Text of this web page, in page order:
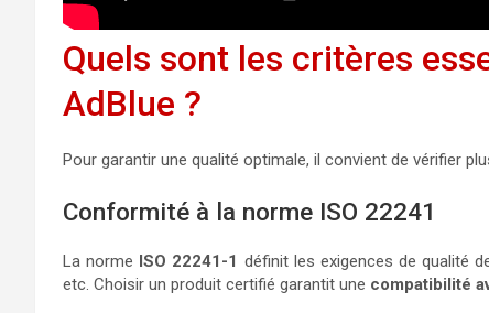
Quels sont les critères
AdBlue ?
Pour garantir une qualité optimale, il convient de vérifier
Conformité à la norme ISO 22241
La norme ISO 22241-1 définit les exigences de qualité
etc. Choisir un produit certifié garantit une compatibilité